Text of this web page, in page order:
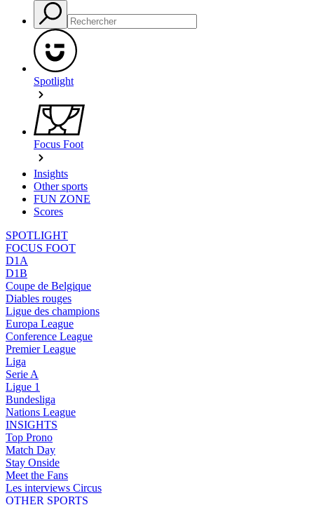
Spotlight
Focus Foot
Insights
Other sports
FUN ZONE
Scores
SPOTLIGHT
FOCUS FOOT
D1A
D1B
Coupe de Belgique
Diables rouges
Ligue des champions
Europa League
Conference League
Premier League
Liga
Serie A
Ligue 1
Bundesliga
Nations League
INSIGHTS
Top Prono
Match Day
Stay Onside
Meet the Fans
Les interviews Circus
OTHER SPORTS